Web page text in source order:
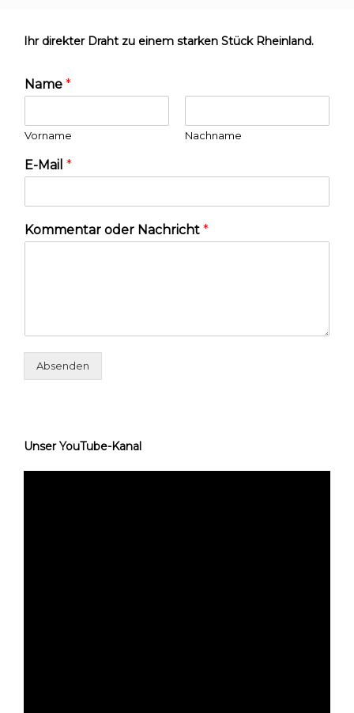
Ihr direkter Draht zu einem starken Stück Rheinland.
Name *
Vorname Nachname
E-Mail *
Kommentar oder Nachricht *
Absenden
Unser YouTube-Kanal